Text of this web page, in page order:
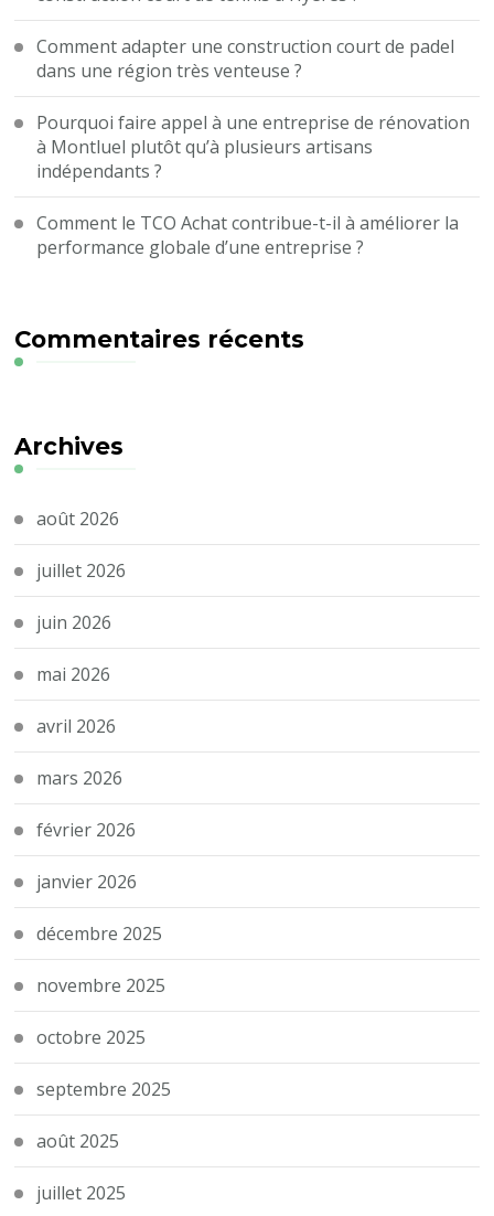
Comment adapter une construction court de padel
dans une région très venteuse ?
Pourquoi faire appel à une entreprise de rénovation
à Montluel plutôt qu’à plusieurs artisans
indépendants ?
Comment le TCO Achat contribue-t-il à améliorer la
performance globale d’une entreprise ?
Commentaires récents
Archives
août 2026
juillet 2026
juin 2026
mai 2026
avril 2026
mars 2026
février 2026
janvier 2026
décembre 2025
novembre 2025
octobre 2025
septembre 2025
août 2025
juillet 2025